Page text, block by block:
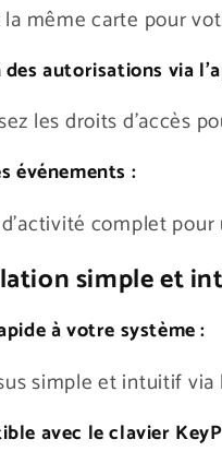
même carte pour
des autorisations via
les droits d'accès
événements :
complet
simple et
à votre système :
simple et intuitif
avec le clavier